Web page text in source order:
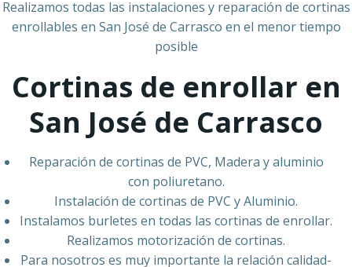
Realizamos todas las instalaciones y reparación de cortinas
enrollables en San José de Carrasco en el menor tiempo
posible
Cortinas de enrollar en
San José de Carrasco
Reparación de cortinas de PVC, Madera y aluminio
con poliuretano.
Instalación de cortinas de PVC y Aluminio.
Instalamos burletes en todas las cortinas de enrollar.
Realizamos motorización de cortinas.
Para nosotros es muy importante la relación calidad-